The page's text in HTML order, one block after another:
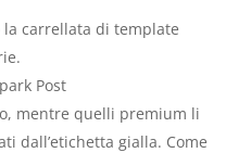
la carrellata di template
mentre quelli premium li
dall’etichetta gialla. Come